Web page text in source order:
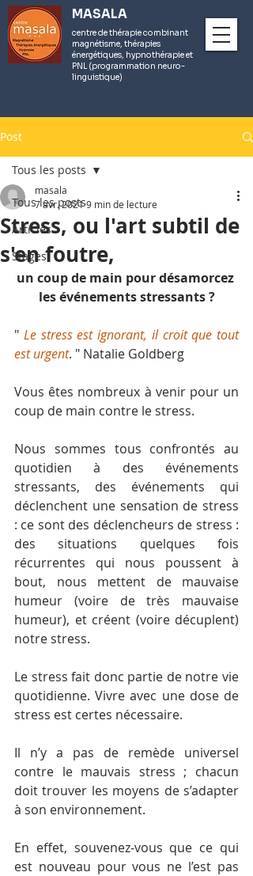
MASALA
centre de thérapie combinant
magnétisme, thérapies
énergétiques, hypnothérapie et
PNL (programmation neuro-
linguistique)
Post
Tous les posts
Articles
Stages
Tous les posts
Stress, ou l'art subtil de
s'en foutre,
masala
7 avr. 20219 min de lecture
un coup de main pour désamorcez
les événements stressants ?
" Le stress est ignorant, il croit que tout
est urgent. " Natalie Goldberg
Vous êtes nombreux à venir pour un
coup de main contre le stress.
Nous sommes tous confrontés au
quotidien à des événements
stressants, des événements qui
déclenchent une sensation de stress
: ce sont des déclencheurs de stress :
des situations quelques fois
récurrentes qui nous poussent à
bout, nous mettent de mauvaise
humeur
(voire de très mauvaise
humeur), et créent (voire décuplent)
notre stress.
Le stress fait donc partie de notre vie
quotidienne. Vivre avec une dose de
stress est certes nécessaire.
Il n’y a pas de remède universel
contre le mauvais stress ; chacun
doit trouver les moyens de s’adapter
à son environnement.
En effet, souvenez-vous que ce qui
est nouveau pour vous ne l’est pas